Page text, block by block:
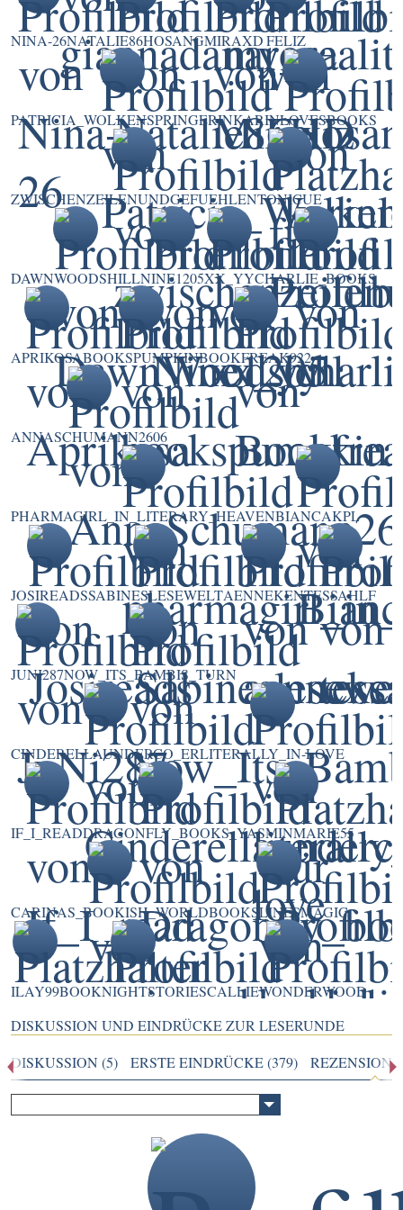
NINA-26NATALIE86HOSANGMIRAXDFELIZ
PATRICIA_WOLKENSPRINGERINKARINLOVESBOOKS
ZWISCHENZEILENUNDGEFUEHLENTONICUE
DAWNWOODSHILLNINE1205XX_YYCHARLIE_BOOKS
APRIKOSABOOKSPUMPKINBOOKFREAK922
ANNASCHUMANN2606
PHARMAGIRL_IN_LITERARY_HEAVENBIANCAKPL
JOSIREADSSABINESLESEWELTAENNEKENTESSAHLF
JUNI287NOW_ITS_BAMBIS_TURN
CINDERELLAUNDERCO_ERLITERALLY_IN-LOVE
IF_I_READDRAGONFLY_BOOKS_YASMINMARIE55
CARINAS_BOOKISH_WORLDBOOKSLINESMAGIC
ILAY99BOOKNIGHTSTORIESCALLIEWONDERWOOD
DISKUSSION UND EINDRÜCKE ZUR LESERUNDE
DISKUSSION (5)
ERSTE EINDRÜCKE (379)